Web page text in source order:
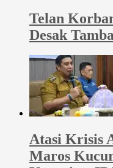
Telan
Desak
Atasi Krisis
Maros